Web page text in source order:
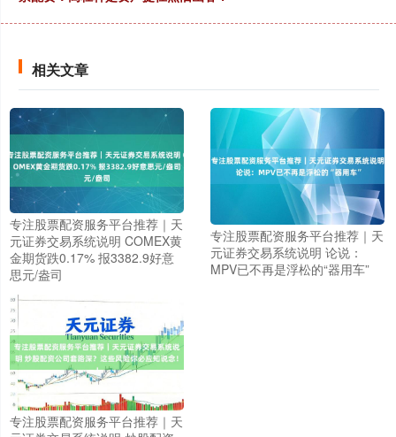
相关文章
专注股票配资服务平台推荐｜天
元证券交易系统说明 COMEX黄
金期货跌0.17% 报3382.9好意
思元/盎司
专注股票配资服务平台推荐｜天
元证券交易系统说明 论说：
MPV已不再是浮松的“器用车”
专注股票配资服务平台推荐｜天